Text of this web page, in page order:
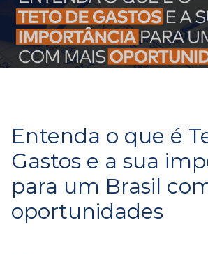
Entenda o que é
Gastos e a sua
para um Brasil
oportunidades